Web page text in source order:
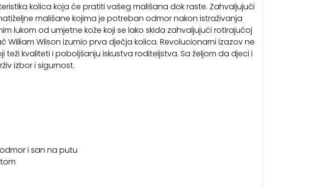
kolica koja će pratiti vašeg mališana dok raste. Zahvaljujući
mališane kojima je potreban odmor nakon istraživanja
lukom od umjetne kože koji se lako skida zahvaljujući rotirajućoj
William Wilson izumio prva dječja kolica. Revolucionarni izazov ne
kvaliteti i poboljšanju iskustva roditeljstva. Sa željom da djeci i
izbor i sigurnost.
i san na putu